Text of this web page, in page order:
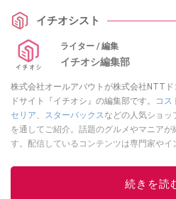
イチオシスト
ライター / 編集
イチオシ編集部
株式会社オールアバウトが株式会社NTT
ドサイト『イチオシ』の編集部です。
コス
セリア、 スターバックスなどの人気ショッ
を通してご紹介。話題のグルメやマニア
す。配信しているコンテンツは専門家や
ニュースでフォロー
続きを読